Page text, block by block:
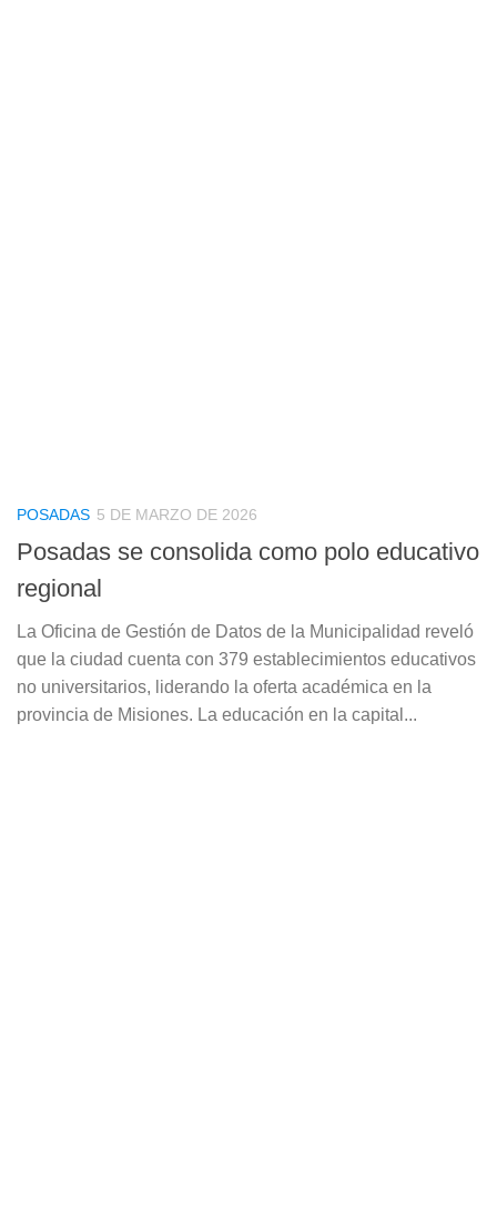
POSADAS 5 DE MARZO DE 2026
Posadas se consolida como polo educativo
regional
La Oficina de Gestión de Datos de la Municipalidad reveló
que la ciudad cuenta con 379 establecimientos educativos
no universitarios, liderando la oferta académica en la
provincia de Misiones. La educación en la capital...